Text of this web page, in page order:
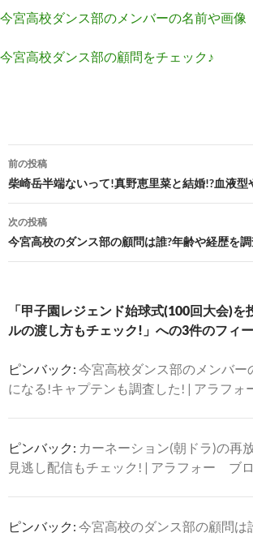
今宮高校ダンス部のメンバーの名前や画像
今宮高校ダンス部の顧問をチェック♪
投
稿
ナ
ビ
ゲ
ー
シ
ン
前の投稿
柴崎岳半端ないって!真野恵里菜と結婚!?血液型
次の投稿
今宮高校のダンス部の顧問は誰?年齢や経歴を
「甲子園レジェンド始球式(100回大会)を
ルの渡し方もチェック!」への3件のフィ
ピンバック: 今宮高校ダンス部のメンバー
になる!キャプテンも調査した! | アラフ
ピンバック: カーネーション(朝ドラ)の再
見逃し配信もチェック! | アラフォー ブ
ピンバック: 今宮高校のダンス部の顧問は